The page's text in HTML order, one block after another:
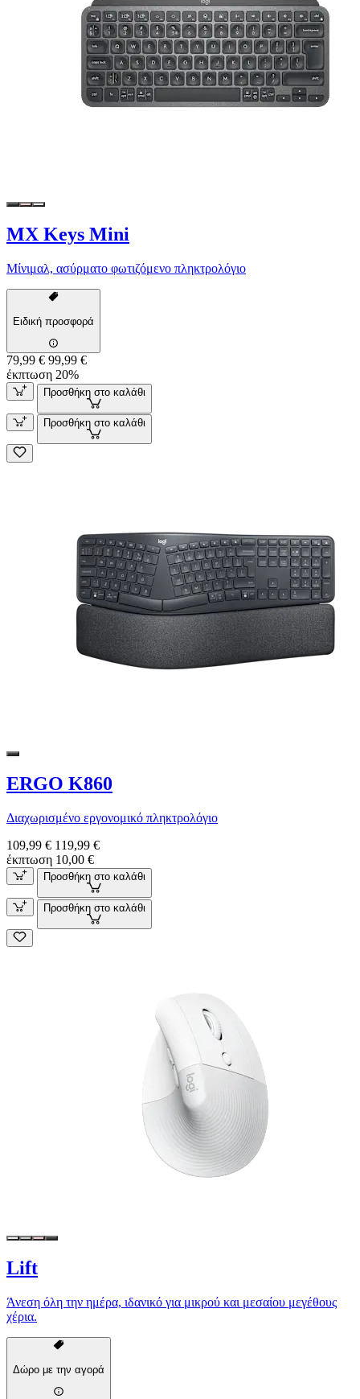
MX Keys Mini
Μίνιμαλ, ασύρματο φωτιζόμενο πληκτρολόγιο
Ειδική προσφορά
79,99 € 99,99 €
έκπτωση 20%
Προσθήκη στο καλάθι
Προσθήκη στο καλάθι
ERGO K860
Διαχωρισμένο εργονομικό πληκτρολόγιο
109,99 € 119,99 €
έκπτωση 10,00 €
Προσθήκη στο καλάθι
Προσθήκη στο καλάθι
Lift
Άνεση όλη την ημέρα, ιδανικό για μικρού και μεσαίου μεγέθους
χέρια.
Δώρο με την αγορά